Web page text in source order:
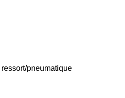
ressort/pneumatique